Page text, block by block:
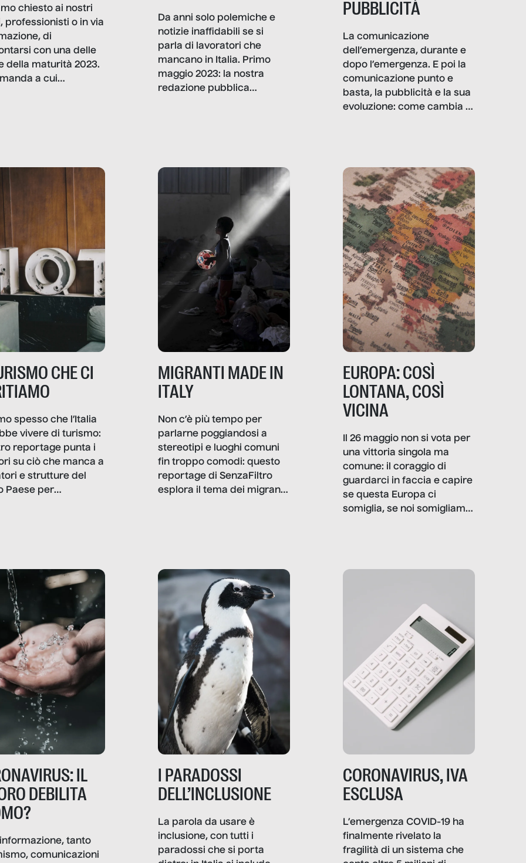
chiesto ai nostri
professionisti o in via
di
con una delle
della maturità 2023.
a cui
Da anni solo polemiche e
notizie inaffidabili se si
parla di lavoratori che
mancano in Italia. Primo
maggio 2023: la nostra
redazione pubblica
la sanità, la ristorazione,
la scuola, le fabbriche,
amministrazione, l’edilizia,
PUBBLICITÀ
La comunicazione
dell’emergenza, durante e
dopo l’emergenza. E poi la
comunicazione punto e
basta, la pubblicità e la sua
evoluzione: come cambia il
CHE CI
spesso che l’Italia
vivere di turismo:
reportage punta i
su ciò che manca a
e strutture del
Paese per
MIGRANTI MADE IN
ITALY
Non c’è più tempo per
parlarne poggiandosi a
stereotipi e luoghi comuni
fin troppo comodi: questo
reportage di SenzaFiltro
esplora il tema dei migranti
ripensano.
EUROPA: COSÌ
LONTANA, COSÌ
VICINA
Il 26 maggio non si vota per
una vittoria singola ma
comune: il coraggio di
guardarci in faccia e capire
se questa Europa ci
somiglia, se noi somigliamo
comunica, quanto vale […]
IL
DEBILITA
tanto
comunicazioni
I PARADOSSI
DELL’INCLUSIONE
La parola da usare è
inclusione, con tutti i
paradossi che si porta
CORONAVIRUS, IVA
ESCLUSA
L’emergenza COVID-19 ha
finalmente rivelato la
fragilità di un sistema che